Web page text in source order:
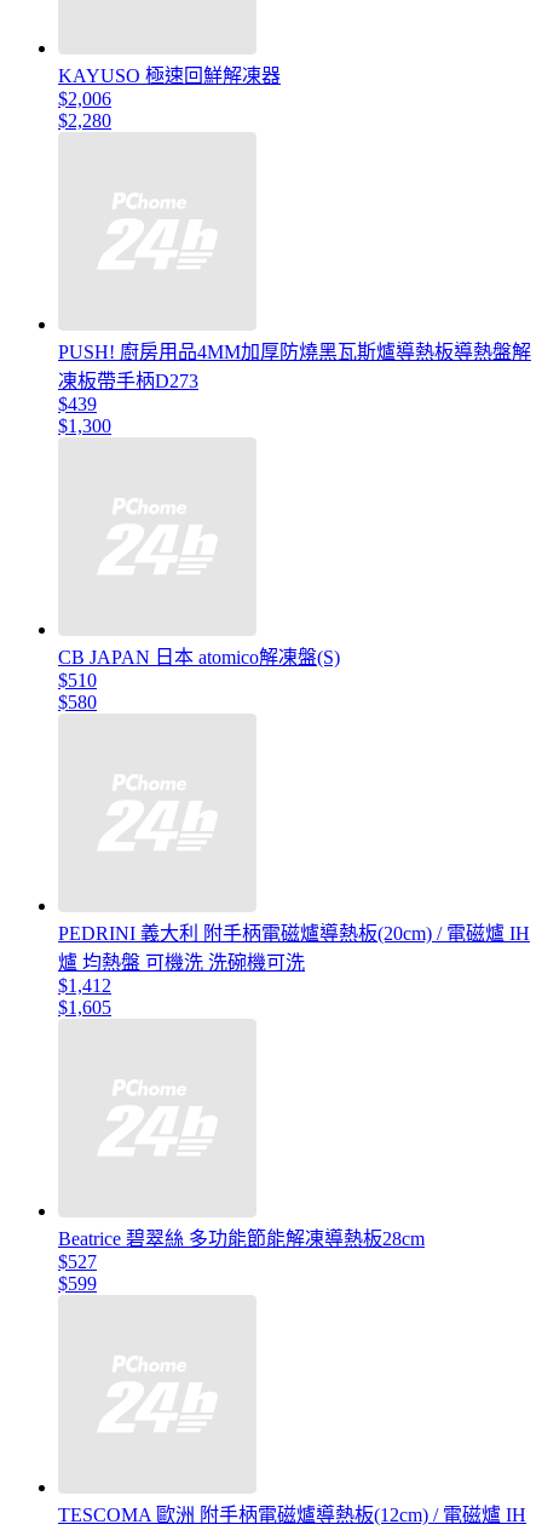
KAYUSO 極速回鮮解凍器
$2,006
$2,280
PUSH! 廚房用品4MM加厚防燒黑瓦斯爐導熱板導熱盤解
凍板帶手柄D273
$439
$1,300
CB JAPAN 日本 atomico解凍盤(S)
$510
$580
PEDRINI 義大利 附手柄電磁爐導熱板(20cm) / 電磁爐 IH
爐 均熱盤 可機洗 洗碗機可洗
$1,412
$1,605
Beatrice 碧翠絲 多功能節能解凍導熱板28cm
$527
$599
TESCOMA 歐洲 附手柄電磁爐導熱板(12cm) / 電磁爐 IH